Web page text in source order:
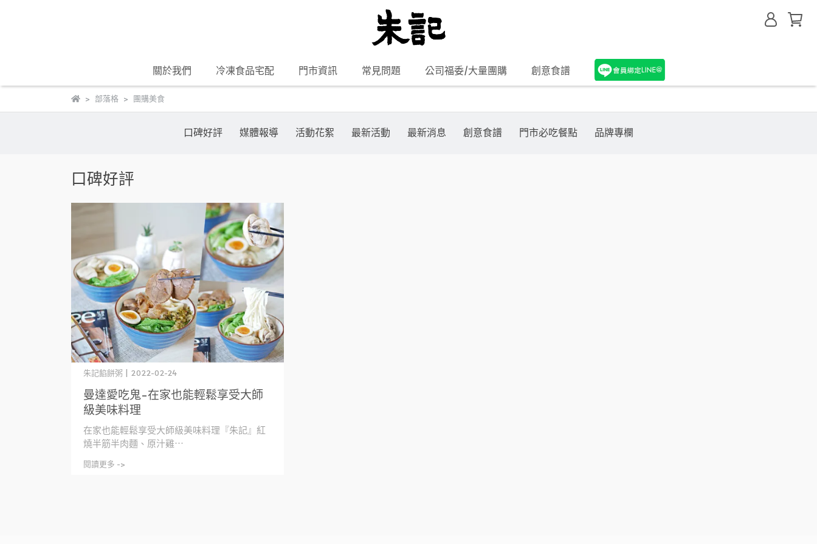
關於我們 冷凍食品宅配 門市資訊 常見問題 公司福委/大量團購 創意食譜
部落格 團購美食
口碑好評 媒體報導 活動花絮 最新活動 最新消息 創意食譜 門市必吃餐點 品牌專欄
口碑好評
曼達愛吃鬼-在家也能輕鬆享受大師
級美味料理
朱記餡餅粥 | 2022-02-24
在家也能輕鬆享受大師級美味料理『朱記』紅
燒半筋半肉麵、原汁雞⋯
閱讀更多 ->